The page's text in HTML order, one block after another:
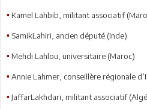
• Kamel Lahbib, militant associatif
• SamikLahiri, ancien député (Inde)
• Mehdi Lahlou, universitaire (Maroc)
• Annie Lahmer, conseillère régionale
• JaffarLakhdari, militant associatif